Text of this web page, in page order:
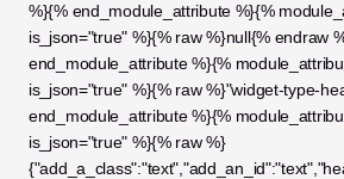
%}{% end_module_attribute %}{%
is_json="true" %}{% raw %}null{% endraw
end_module_attribute %}{%
is_json="true" %}{% raw %}"widget-type-
end_module_attribute %}{%
is_json="true" %}{% raw %}